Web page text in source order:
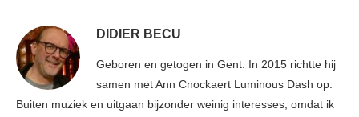
DIDIER BECU
Geboren en getogen in Gent. In 2015 richtte hij
samen met Ann Cnockaert Luminous Dash op.
Buiten muziek en uitgaan bijzonder weinig interesses, omdat ik